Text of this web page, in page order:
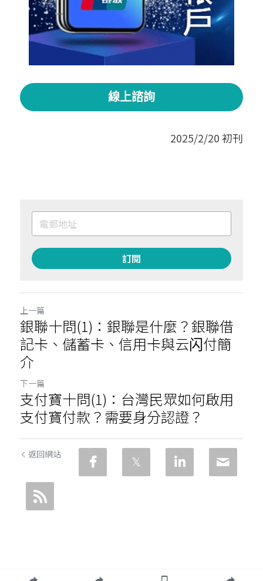
線上諮詢
2025/2/20 初刊
訂閱
上一篇
銀聯十問(1)：銀聯是什麼？銀聯借
記卡、儲蓄卡、信用卡與云闪付簡
介
下一篇
支付寶十問(1)：台灣民眾如何啟用
支付寶付款？需要身分認證？
返回網站